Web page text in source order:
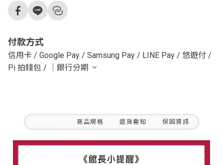
付款方式
信用卡 / Google Pay / Samsung Pay / LINE Pay / 悠遊付 /
Pi 拍錢包 / ｜銀行分期
商品規格 退貨需知 保固資訊